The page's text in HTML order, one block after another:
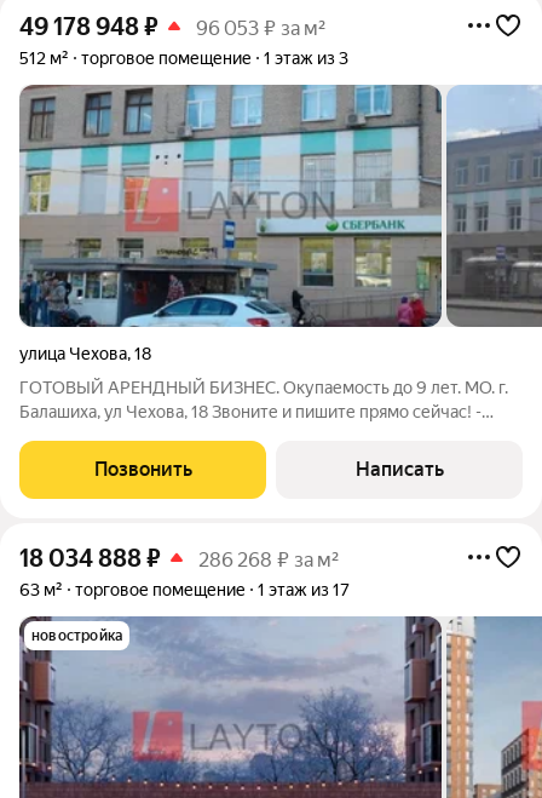
49 178 948₽ 96 053 ₽ за м²
512 м² торговое помещение 1 этаж из 3
улица Чехова,18
ГОТОВЫЙ АРЕНДНЫЙ БИЗНЕС. Окупаемость до 9 лет. МО. г.
Балашиха, ул Чехова, 18 Звоните и пишите прямо сейчас! -
транспортная доступность всего несколько минут от метро. -
Надёжные арендаторы!
Позвонить Написать
18 034 888₽ 286 268 ₽ за м²
63 м² торговое помещение 1 этаж из 17
новостройка